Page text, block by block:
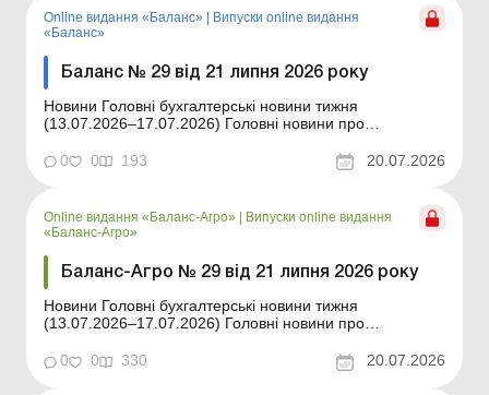
працевлашту...
Online видання «Баланс»
Випуски online видання
«Баланс»
Баланс № 29 від 21 липня 2026 року
Новини Головні бухгалтерські новини тижня
(13.07.2026–17.07.2026) Головні новини про
щодня Зміст номеру Юридичні консультації
Читати Інвентаризація на вимогу ДПС: практичні
0 0 193 20.07.2026
Online видання «Баланс-Агро»
Випуски online видання
«Баланс-Агро»
Баланс-Агро № 29 від 21 липня 2026 року
Новини Головні бухгалтерські новини тижня
(13.07.2026–17.07.2026) Головні новини про
щодня Зміст номеру Правова допомога
Читати Інвентаризація на вимогу ДПС: практичні
0 0 330 20.07.2026